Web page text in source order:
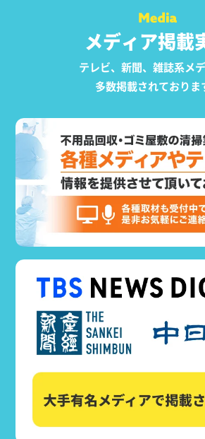
メディア掲載
テレビ、新聞、雑誌系メ
多数掲載されておりま